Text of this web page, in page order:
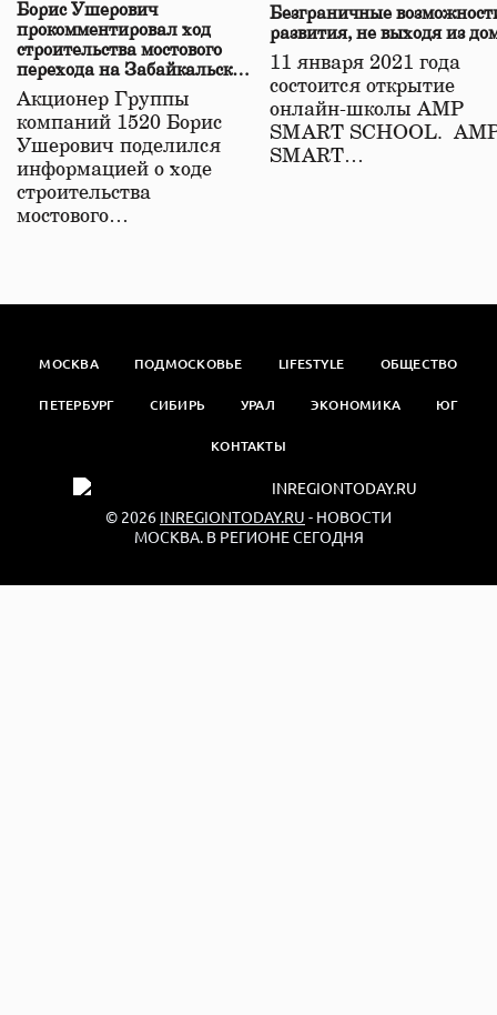
Борис Ушерович
прокомментировал ход
строительства мостового
перехода на Забайкальской
железной дороге
Акционер Группы
компаний 1520 Борис
Ушерович поделился
информацией о ходе
строительства
мостового…
Безграничные
развития, не выходя из
11 января 2021 года
состоится открытие
онлайн-школы АМР
SMART SCHOOL.
SMART…
МОСКВА ПОДМОСКОВЬЕ LIFESTYLE ОБЩЕСТВО
ПЕТЕРБУРГ СИБИРЬ УРАЛ ЭКОНОМИКА ЮГ
КОНТАКТЫ
© 2026 INREGIONTODAY.RU - НОВОСТИ
МОСКВА. В РЕГИОНЕ СЕГОДНЯ